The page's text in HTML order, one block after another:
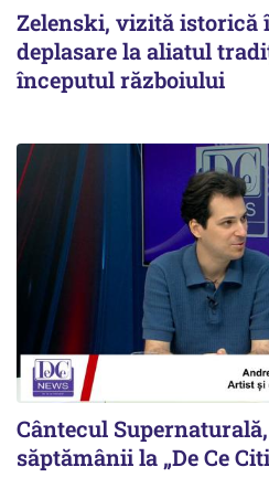
Zelenski, vizită istorică
deplasare la aliatul
începutul războiului
Cântecul
săptămânii la „De Ce